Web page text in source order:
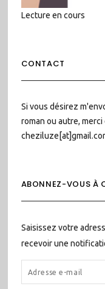
Lecture en cours
CONTACT
Si vous désirez
roman ou autre,
ABONNEZ-VOUS À
Saisissez votre
recevoir une
ADRESSE
E-